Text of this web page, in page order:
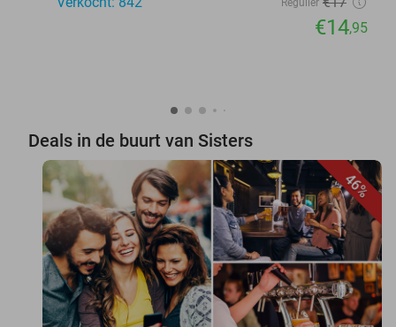
Regulier
€14,95
Deals in de buurt van Sisters
46%